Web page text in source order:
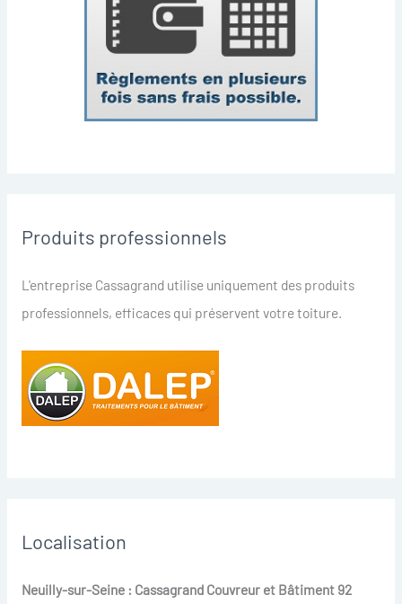
Produits professionnels
L'entreprise Cassagrand utilise uniquement des produits
professionnels, efficaces qui préservent votre toiture.
Localisation
Neuilly-sur-Seine : Cassagrand Couvreur et Bâtiment 92